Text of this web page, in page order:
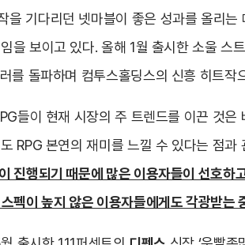
을 기다리던 넷마블이 좋은 성과를 올리
을 보이고 있다. 올해 1월 출시한 소울 스
를 돌파하며 컴투스홀딩스의 신흥 히트작
들이 현재 시장의 주 트렌드를 이끈 것
RPG 본연의 재미를 느낄 수 있다는 점과
진행되기 때문에 많은 이용자들이 선호하
펙이 높지 않은 이용자들에게도 각광받는